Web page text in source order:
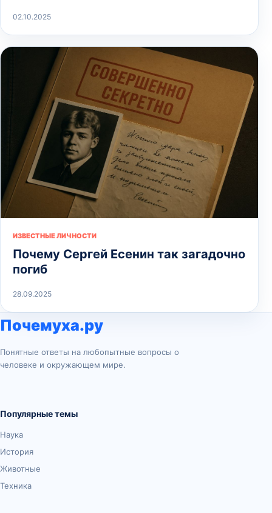
02.10.2025
ИЗВЕСТНЫЕ ЛИЧНОСТИ
Почему Сергей Есенин так загадочно
погиб
28.09.2025
Почемуха.ру
Понятные ответы на любопытные вопросы о
человеке и окружающем мире.
Популярные темы
Наука
История
Животные
Техника